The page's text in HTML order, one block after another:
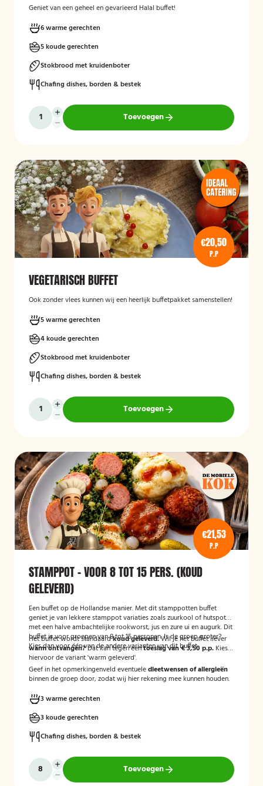
Geniet van een geheel en gevarieerd Halal buffet!
6 warme gerechten
5 koude gerechten
Stokbrood met kruidenboter
Chafing dishes, borden & bestek
Toevoegen
€20,50
P.P
VEGETARISCH BUFFET
Ook zonder vlees kunnen wij een heerlijk buffetpakket samenstellen!
5 warme gerechten
4 koude gerechten
Stokbrood met kruidenboter
Chafing dishes, borden & bestek
Toevoegen
€21,53
P.P
STAMPPOT - VOOR 8 TOT 15 PERS. (KOUD
GELEVERD)
Een buffet op de Hollandse manier. Met dit stamppotten buffet
geniet je van lekkere stamppot variaties zoals zuurkool of hutspot
met een halve ambachtelijke rookworst, jus en zure ui en augurk. Dit
buffet is voor groepen van 8 tot 15 personen. Is de groep groter?
Kies dan voor één van de andere varianten van dit buffet.
Het buffet wordt standaardkoud geleverd.Wil je het buffet liever
warm ontvangen?Dat kan tegen eentoeslag van € 3,50 p.p. Kies
hiervoor de variant 'warm geleverd'.
Geef in het opmerkingenveld eventueledieetwensen of allergieën
binnen de groep door, zodat wij hier rekening mee kunnen houden.
3 warme gerechten
3 koude gerechten
Chafing dishes, borden & bestek
Toevoegen